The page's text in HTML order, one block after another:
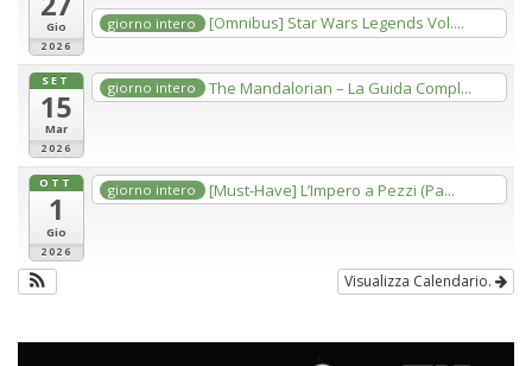
Gio
2026
giorno intero [Omnibus] Star Wars Legends Vol....
SET
15
Mar
2026
giorno intero The Mandalorian – La Guida Compl...
OTT
1
Gio
2026
giorno intero [Must-Have] L’Impero a Pezzi (Pa...
Visualizza Calendario.